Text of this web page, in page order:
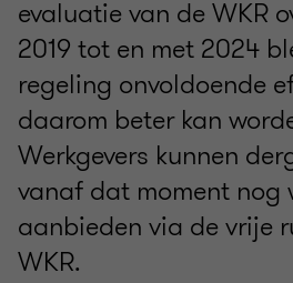
evaluatie van de WKR
2019 tot en met 2024
regeling onvoldoende
daarom beter kan
Werkgevers kunnen
vanaf dat moment nog
aanbieden via de vrije
WKR.